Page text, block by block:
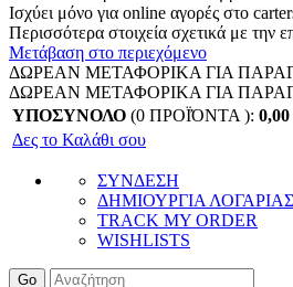
Ισχύει μόνο για online αγορές στο
Περισσότερα στοιχεία σχετικά με
Μετάβαση στο περιεχόμενο
ΔΩΡΕΑΝ ΜΕΤΑΦΟΡΙΚΑ ΓΙΑ
ΔΩΡΕΑΝ ΜΕΤΑΦΟΡΙΚΑ ΓΙΑ
ΥΠΟΣΥΝΟΛΟ (0 ΠΡΟΪΌΝΤΑ ): 0,00
Δες το Καλάθι σου
ΣΥΝΔΕΣΗ
ΔΗΜΙΟΥΡΓΙΑ
TRACK MY ORDER
WISHLISTS
Go